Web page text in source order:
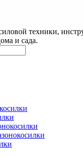
техники,
и сада.